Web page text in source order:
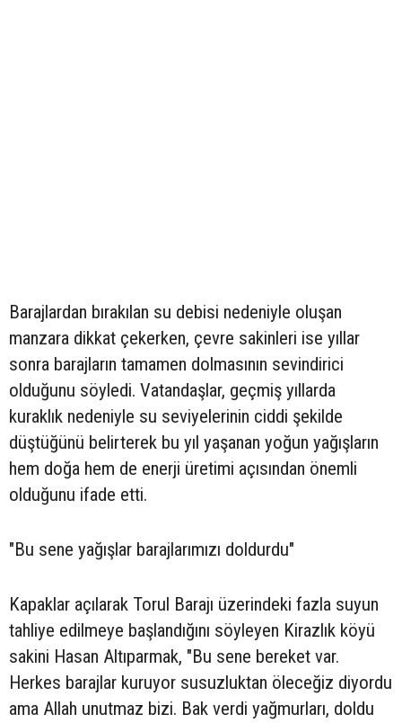
Barajlardan bırakılan su debisi nedeniyle oluşan
manzara dikkat çekerken, çevre sakinleri ise yıllar
sonra barajların tamamen dolmasının sevindirici
olduğunu söyledi. Vatandaşlar, geçmiş yıllarda
kuraklık nedeniyle su seviyelerinin ciddi şekilde
düştüğünü belirterek bu yıl yaşanan yoğun yağışların
hem doğa hem de enerji üretimi açısından önemli
olduğunu ifade etti.
"Bu sene yağışlar barajlarımızı doldurdu"
Kapaklar açılarak Torul Barajı üzerindeki fazla suyun
tahliye edilmeye başlandığını söyleyen Kirazlık köyü
sakini Hasan Altıparmak, "Bu sene bereket var.
Herkes barajlar kuruyor susuzluktan öleceğiz diyordu
ama Allah unutmaz bizi. Bak verdi yağmurları, doldu